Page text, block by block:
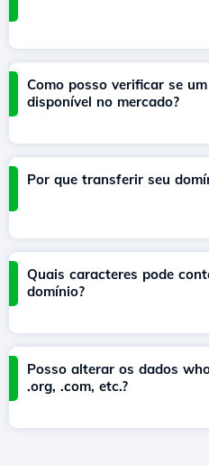
Como posso verificar se
disponível no mercado?
Por que transferir seu
Quais caracteres pode
domínio?
Posso alterar os dados
.org, .com, etc.?